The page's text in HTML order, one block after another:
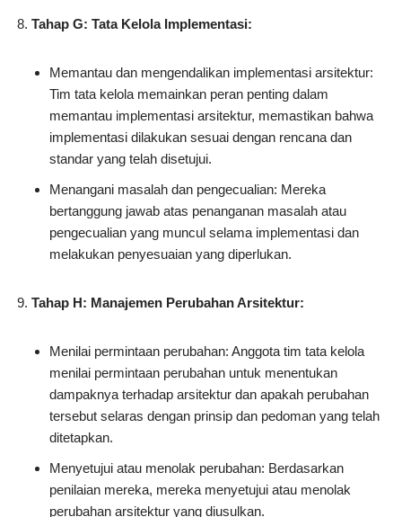
Tahap G: Tata Kelola Implementasi:
Memantau dan mengendalikan implementasi arsitektur:
Tim tata kelola memainkan peran penting dalam
memantau implementasi arsitektur, memastikan bahwa
implementasi dilakukan sesuai dengan rencana dan
standar yang telah disetujui.
Menangani masalah dan pengecualian: Mereka
bertanggung jawab atas penanganan masalah atau
pengecualian yang muncul selama implementasi dan
melakukan penyesuaian yang diperlukan.
Tahap H: Manajemen Perubahan Arsitektur:
Menilai permintaan perubahan: Anggota tim tata kelola
menilai permintaan perubahan untuk menentukan
dampaknya terhadap arsitektur dan apakah perubahan
tersebut selaras dengan prinsip dan pedoman yang telah
ditetapkan.
Menyetujui atau menolak perubahan: Berdasarkan
penilaian mereka, mereka menyetujui atau menolak
perubahan arsitektur yang diusulkan.